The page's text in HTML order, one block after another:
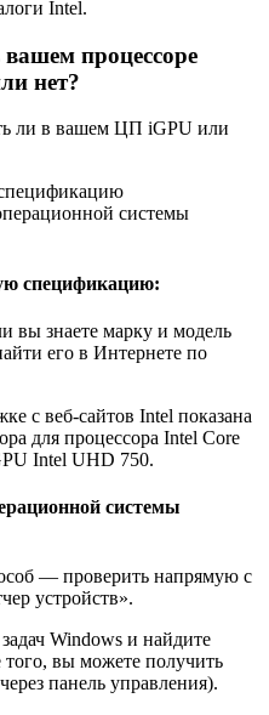
Intel.
процессоре
нет?
ли в вашем ЦП iGPU или
системы
спецификацию:
вы знаете марку и модель
его в Интернете по
с веб-сайтов Intel показана
для процессора Intel Core
Intel UHD 750.
системы
— проверить напрямую с
устройств».
Windows и найдите
вы можете получить
панель управления).